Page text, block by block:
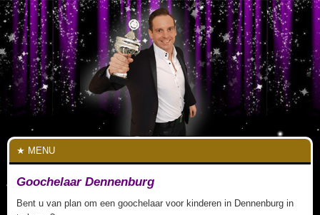
MENU
Goochelaar Dennenburg
Bent u van plan om een goochelaar voor kinderen in Dennenburg in